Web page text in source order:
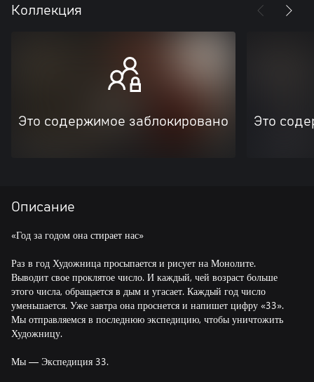
Коллекция
Это содержимое заблокировано Это
Описание
«Год за годом она стирает нас»
Раз в год Художница просыпается и рисует на Монолите.
Выводит свое проклятое число. И каждый, чей возраст больше
этого числа, обращается в дым и угасает. Каждый год число
уменьшается. Уже завтра она проснется и напишет цифру «33».
Мы отправляемся в последнюю экспедицию, чтобы уничтожить
Художницу.
Мы — Экспедиция 33.